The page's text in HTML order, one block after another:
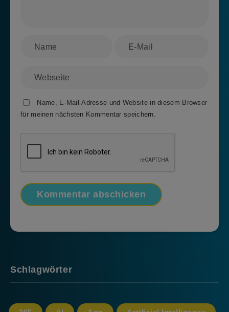
Name, E-Mail-Adresse und Website in diesem Browser
für meinen nächsten Kommentar speichern.
Schlagwörter